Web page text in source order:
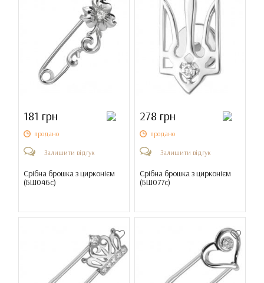
181 грн
продано
Залишити відгук
Срібна брошка з цирконієм
(БШ046с)
278 грн
продано
Залишити відгук
Срібна брошка з цирконієм
(БШ077с)